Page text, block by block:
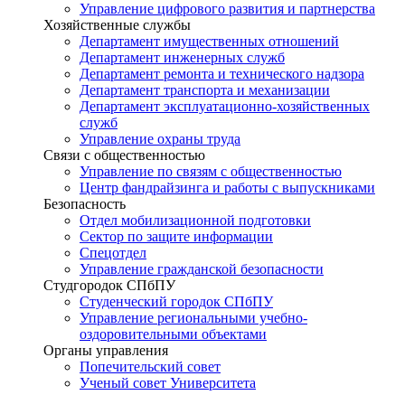
Управление цифрового развития и партнерства
Хозяйственные службы
Департамент имущественных отношений
Департамент инженерных служб
Департамент ремонта и технического надзора
Департамент транспорта и механизации
Департамент эксплуатационно-хозяйственных
служб
Управление охраны труда
Связи с общественностью
Управление по связям с общественностью
Центр фандрайзинга и работы с выпускниками
Безопасность
Отдел мобилизационной подготовки
Сектор по защите информации
Спецотдел
Управление гражданской безопасности
Студгородок СПбПУ
Студенческий городок СПбПУ
Управление региональными учебно-
оздоровительными объектами
Органы управления
Попечительский совет
Ученый совет Университета